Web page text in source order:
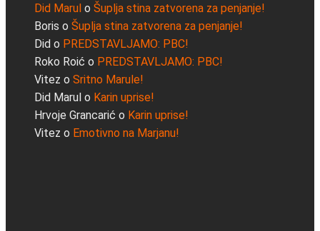
Did Marul o Šuplja stina zatvorena za penjanje!
Boris o Šuplja stina zatvorena za penjanje!
Did o PREDSTAVLJAMO: PBC!
Roko Roić o PREDSTAVLJAMO: PBC!
Vitez o Sritno Marule!
Did Marul o Karin uprise!
Hrvoje Grancarić o Karin uprise!
Vitez o Emotivno na Marjanu!